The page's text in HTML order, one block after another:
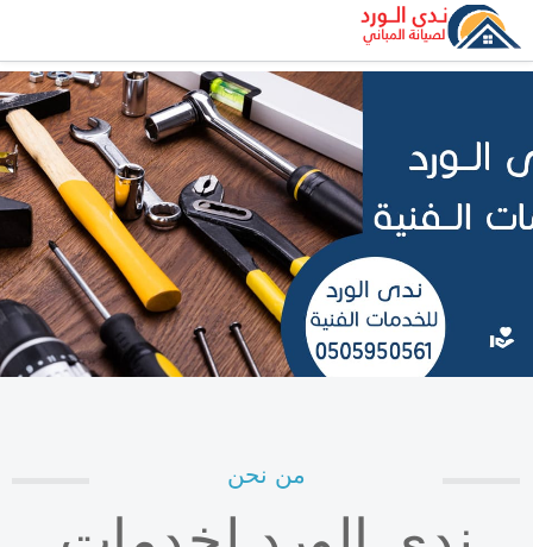
من نحن